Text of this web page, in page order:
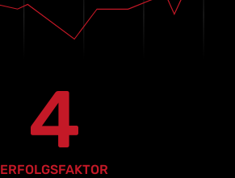
4
ERFOLGSFAKTOR